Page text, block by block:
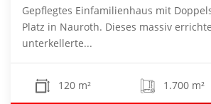
Gepflegtes Einfamilienhaus mit
Platz in Nauroth. Dieses massiv
unterkellerte...
120 m² 1.700 m²